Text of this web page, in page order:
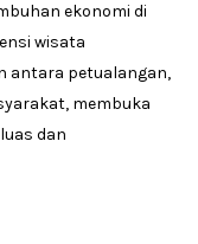
ekonomi di
wisata
antara petualangan,
membuka
dan